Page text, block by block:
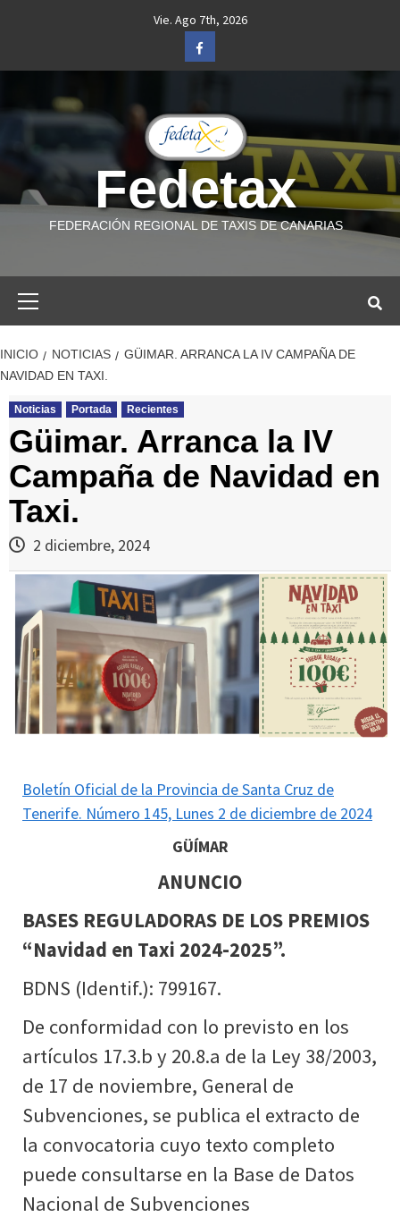
Vie. Ago 7th, 2026
Facebook
Fedetax
FEDERACIÓN REGIONAL DE TAXIS DE CANARIAS
INICIO NOTICIAS
GÜIMAR. ARRANCA LA IV CAMPAÑA DE
NAVIDAD EN TAXI.
Noticias Portada Recientes
Güimar. Arranca la IV
Campaña de Navidad en
Taxi.
2 diciembre, 2024
Boletín Oficial de la Provincia de Santa Cruz de
Tenerife. Número 145, Lunes 2 de diciembre de 2024
GÜÍMAR
ANUNCIO
BASES REGULADORAS DE LOS PREMIOS
“Navidad en Taxi 2024-2025”.
BDNS (Identif.): 799167.
De conformidad con lo previsto en los
artículos 17.3.b y 20.8.a de la Ley 38/2003,
de 17 de noviembre, General de
Subvenciones, se publica el extracto de
la convocatoria cuyo texto completo
puede consultarse en la Base de Datos
Nacional de Subvenciones